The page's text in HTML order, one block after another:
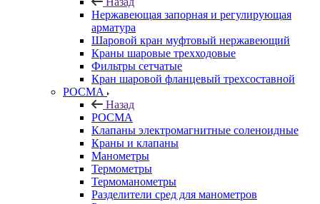
Нержавеющая запорная и регулирующая
арматура
Шаровой кран муфтовый нержавеющий
Краны шаровые трехходовые
Фильтры сетчатые
Кран шаровой фланцевый трехсоставной
РОСМА
Назад
РОСМА
Клапаны электромагнитные соленоидные
Краны и клапаны
Манометры
Термометры
Термоманометры
Разделители сред для манометров